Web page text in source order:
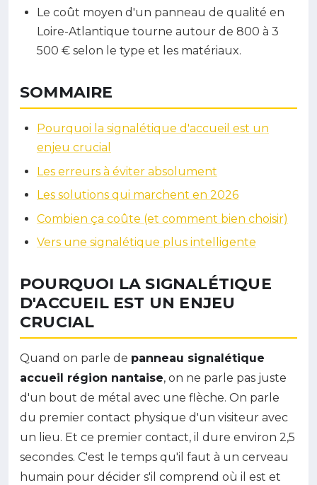
Le coût moyen d'un panneau de qualité en
Loire-Atlantique tourne autour de 800 à 3
500 € selon le type et les matériaux.
SOMMAIRE
Pourquoi la signalétique d'accueil est un
enjeu crucial
Les erreurs à éviter absolument
Les solutions qui marchent en 2026
Combien ça coûte (et comment bien choisir)
Vers une signalétique plus intelligente
POURQUOI LA SIGNALÉTIQUE
D'ACCUEIL EST UN ENJEU
CRUCIAL
Quand on parle de panneau signalétique
accueil région nantaise, on ne parle pas juste
d'un bout de métal avec une flèche. On parle
du premier contact physique d'un visiteur avec
un lieu. Et ce premier contact, il dure environ 2,5
secondes. C'est le temps qu'il faut à un cerveau
humain pour décider s'il comprend où il est et